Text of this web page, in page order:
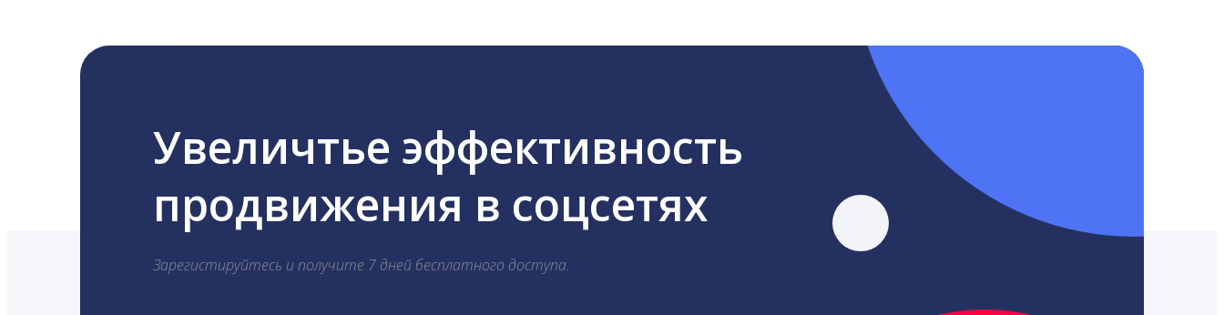
Увеличтье эффективность
продвижения в соцсетях
Зарегистируйтесь и получите 7 дней бесплатного доступа.